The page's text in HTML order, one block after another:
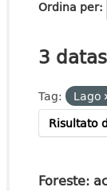
Ordina per
3
Tag: Lago
Risultato
Foreste: